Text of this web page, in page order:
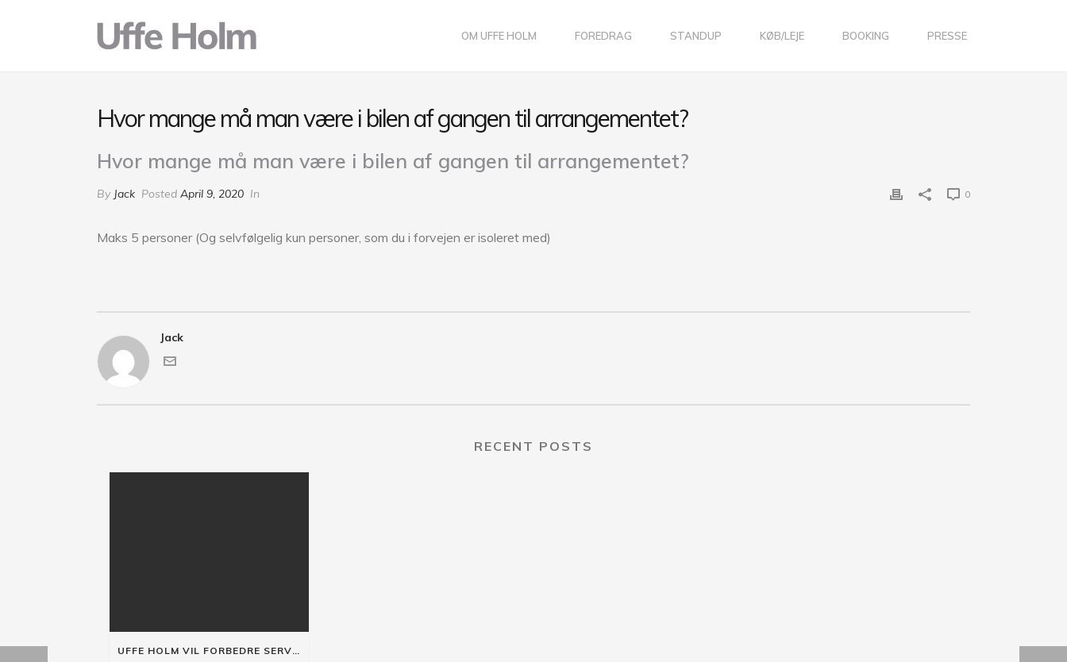
OM UFFE HOLM FOREDRAG STANDUP KØB/LEJE BOOKING PRESSE
Hvor mange må man være i bilen af gangen til arrangementet?
Hvor mange må man være i bilen af gangen til arrangementet?
By Jack Posted April 9, 2020 In 0
Maks 5 personer (Og selvfølgelig kun personer, som du i forvejen er isoleret med)
Jack
RECENT POSTS
UFFE HOLM VIL FORBEDRE SERVICENIVEAUET I DANMARK!